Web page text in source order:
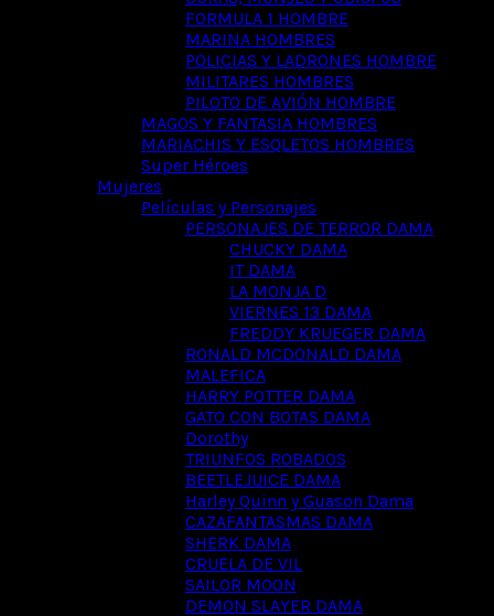
FORMULA 1 HOMBRE
MARINA HOMBRES
POLICIAS Y LADRONES HOMBRE
MILITARES HOMBRES
PILOTO DE AVIÓN HOMBRE
MAGOS Y FANTASIA HOMBRES
MARIACHIS Y ESQLETOS HOMBRES
Super Héroes
Mujeres
Películas y Personajes
PERSONAJES DE TERROR DAMA
CHUCKY DAMA
IT DAMA
LA MONJA D
VIERNES 13 DAMA
FREDDY KRUEGER DAMA
RONALD MCDONALD DAMA
MALEFICA
HARRY POTTER DAMA
GATO CON BOTAS DAMA
Dorothy
TRIUNFOS ROBADOS
BEETLEJUICE DAMA
Harley Quinn y Guason Dama
CAZAFANTASMAS DAMA
SHERK DAMA
CRUELA DE VIL
SAILOR MOON
DEMON SLAYER DAMA